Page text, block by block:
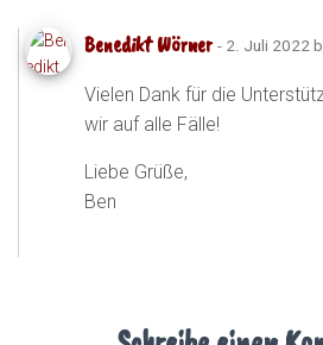
Benedikt Wörner - 2. Juli 2022
Vielen Dank für die
wir auf alle Fälle!
Liebe Grüße,
Ben